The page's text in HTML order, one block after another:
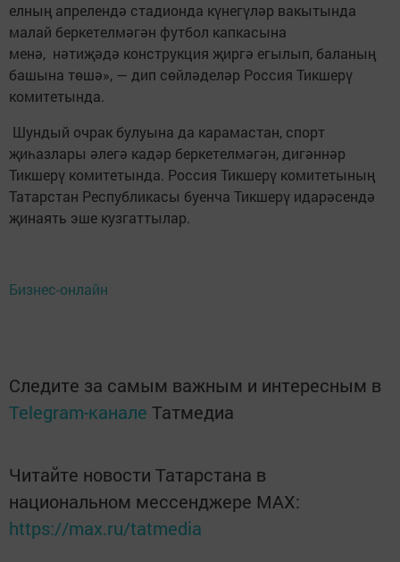
елның апрелендә стадионда күнегүләр вакытында
малай беркетелмәгән футбол капкасына
менә, нәтиҗәдә конструкция җиргә егылып, баланың
башына төшә», — дип сөйләделәр Россия Тикшерү
комитетында.
Шундый очрак булуына да карамастан, спорт
җиһазлары әлегә кадәр беркетелмәгән, дигәннәр
Тикшерү комитетында. Россия Тикшерү комитетының
Татарстан Республикасы буенча Тикшерү идарәсендә
җинаять эше кузгаттылар.
Бизнес-онлайн
Следите за самым важным и интересным в
Telegram-канале Татмедиа
Читайте новости Татарстана в
национальном мессенджере MАХ:
https://max.ru/tatmedia